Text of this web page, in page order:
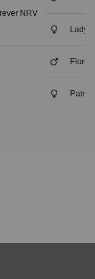
NRV
Lady